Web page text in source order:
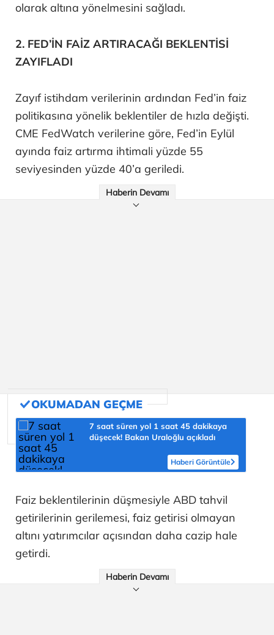
olarak altına yönelmesini sağladı.
2. FED’İN FAİZ ARTIRACAĞI BEKLENTİSİ
ZAYIFLADI
Zayıf istihdam verilerinin ardından Fed’in faiz
politikasına yönelik beklentiler de hızla değişti.
CME FedWatch verilerine göre, Fed’in Eylül
ayında faiz artırma ihtimali yüzde 55
seviyesinden yüzde 40’a geriledi.
Haberin Devamı
7 saat süren yol 1 saat 45 dakikaya
düşecek! Bakan Uraloğlu açıkladı
Haberi Görüntüle
Faiz beklentilerinin düşmesiyle ABD tahvil
getirilerinin gerilemesi, faiz getirisi olmayan
altını yatırımcılar açısından daha cazip hale
getirdi.
Haberin Devamı